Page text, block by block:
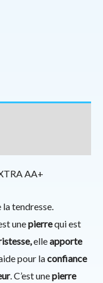
AA+
tendresse.
unepierrequi est
elleapporte
pour laconfiance
. C’est unepierre